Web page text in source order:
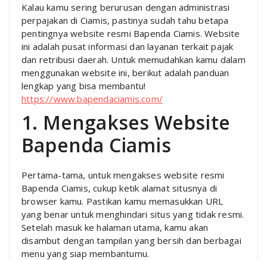
Kalau kamu sering berurusan dengan administrasi
perpajakan di Ciamis, pastinya sudah tahu betapa
pentingnya website resmi Bapenda Ciamis. Website
ini adalah pusat informasi dan layanan terkait pajak
dan retribusi daerah. Untuk memudahkan kamu dalam
menggunakan website ini, berikut adalah panduan
lengkap yang bisa membantu!
https://www.bapendaciamis.com/
1. Mengakses Website
Bapenda Ciamis
Pertama-tama, untuk mengakses website resmi
Bapenda Ciamis, cukup ketik alamat situsnya di
browser kamu. Pastikan kamu memasukkan URL
yang benar untuk menghindari situs yang tidak resmi.
Setelah masuk ke halaman utama, kamu akan
disambut dengan tampilan yang bersih dan berbagai
menu yang siap membantumu.